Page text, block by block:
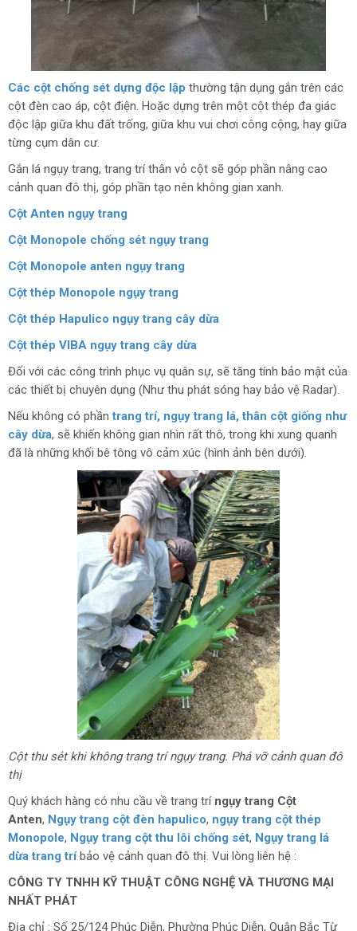
Các cột chống sét dựng độc lập thường tận dụng gắn trên các
cột đèn cao áp, cột điện. Hoặc dựng trên một cột thép đa giác
độc lập giữa khu đất trống, giữa khu vui chơi công cộng, hay giữa
từng cụm dân cư.
Gắn lá ngụy trang, trang trí thân vỏ cột sẽ góp phần nâng cao
cảnh quan đô thị, góp phần tạo nên không gian xanh.
Cột Anten ngụy trang
Cột Monopole chống sét ngụy trang
Cột Monopole anten ngụy trang
Cột thép Monopole ngụy trang
Cột thép Hapulico ngụy trang cây dừa
Cột thép VIBA ngụy trang cây dừa
Đối với các công trình phục vụ quân sự, sẽ tăng tính bảo mật của
các thiết bị chuyên dụng (Như thu phát sóng hay bảo vệ Radar).
Nếu không có phầntrang trí, ngụy trang lá, thân cột giống như
cây dừa, sẽ khiến không gian nhìn rất thô, trong khi xung quanh
đã là những khối bê tông vô cảm xúc (hình ảnh bên dưới).
Cột thu sét khi không trang trí ngụy trang. Phá vỡ cảnh quan đô
thị
Quý khách hàng có nhu cầu về trang trí ngụy trang Cột
Anten, Ngụy trang cột đèn hapulico, ngụy trang cột thép
Monopole, Ngụy trang cột thu lôi chống sét, Ngụy trang lá
dừa trang tríbảo vệ cảnh quan đô thị. Vui lòng liên hệ :
CÔNG TY TNHH KỸ THUẬT CÔNG NGHỆ VÀ THƯƠNG MẠI
NHẤT PHÁT
Địa chỉ : Số 25/124 Phúc Diễn, Phường Phúc Diễn, Quận Bắc Từ